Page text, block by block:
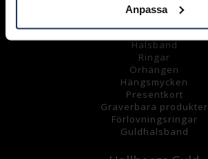
Anpassa
Sortiment
Armband
Halsband
Ringar
Örhängen
Hängsmycken
Presentkort
Graverbara produkter
Förlovningsringar
Guldhalsband